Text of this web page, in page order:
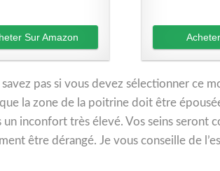
Sur Amazon
pas si vous devez sélectionner ce
la zone de la poitrine doit être
inconfort très élevé. Vos seins seront
être dérangé. Je vous conseille de